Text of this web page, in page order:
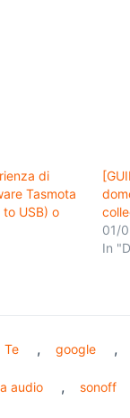
di
Tasmota
USB) o
01/
In
Te , google ,
audio , sonoff